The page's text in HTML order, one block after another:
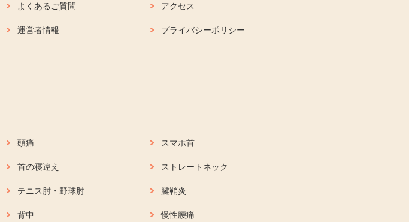
よくあるご質問 アクセス
運営者情報 プライバシーポリシー
頭痛 スマホ首
首の寝違え ストレートネック
テニス肘・野球肘 腱鞘炎
背中 慢性腰痛